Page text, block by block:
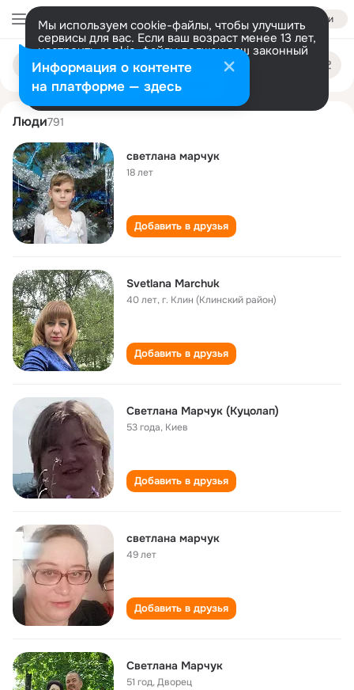
Войти
Мы используем cookie-файлы, чтобы улучшить
сервисы для вас. Если ваш возраст менее 13 лет,
настроить cookie-файлы должен ваш законный
представитель. Больше информации
Разрешить все Настроить
Поиск
людям
svetlana marchuk
Люди791
светлана марчук
18 лет
Добавить в друзья
Svetlana Marchuk
40 лет,г. Клин (Клинский район)
Добавить в друзья
Светлана Марчук (Куцолап)
53 года, Киев
Добавить в друзья
светлана марчук
49 лет
Добавить в друзья
Светлана Марчук
51 год,Дворец
Информация о контенте
на платформе — здесь